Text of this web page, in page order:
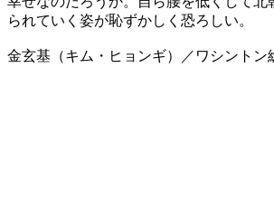
られていく姿が恥ずかしく恐ろしい。
金玄基（キム・ヒョンギ）／ワシントン